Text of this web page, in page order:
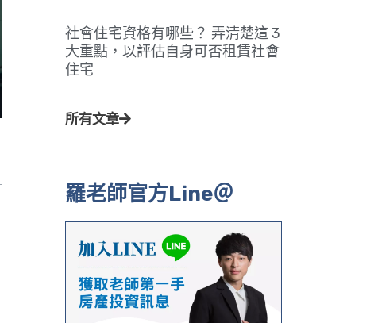
社會住宅資格有哪些？ 弄清楚這 3
大重點，以評估自身可否租賃社會
住宅
所有文章
羅老師官方Line＠